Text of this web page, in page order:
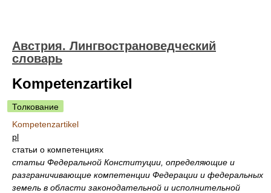
Австрия. Лингвострановедческий
словарь
Kompetenzartikel
Толкование
Kompetenzartikel
pl
статьи о компетенциях
статьи Федеральной Конституции, определяющие и
разграничивающие компетенции Федерации и федеральных
земель в области законодательной и исполнительной